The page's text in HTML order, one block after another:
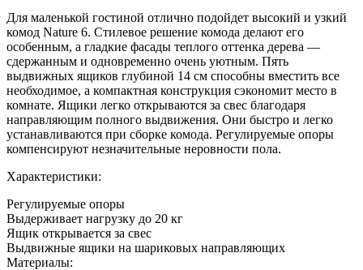
Для маленькой гостиной отлично подойдет высокий и узкий
комод Nature 6. Стилевое решение комода делают его
особенным, а гладкие фасады теплого оттенка дерева —
сдержанным и одновременно очень уютным. Пять
выдвижных ящиков глубиной 14 см способны вместить все
необходимое, а компактная конструкция сэкономит место в
комнате. Ящики легко открываются за свес благодаря
направляющим полного выдвижения. Они быстро и легко
устанавливаются при сборке комода. Регулируемые опоры
компенсируют незначительные неровности пола.
Характеристики:
Регулируемые опоры
Выдерживает нагрузку до 20 кг
Ящик открывается за свес
Выдвижные ящики на шариковых направляющих
Материалы: